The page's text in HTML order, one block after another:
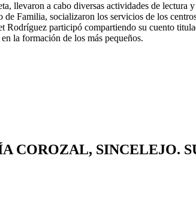
llevaron a cabo diversas actividades de
Familia, socializaron los servicios de los
participó compartiendo su cuento
la formación de los más pequeños.
COROZAL, SINCELEJO.